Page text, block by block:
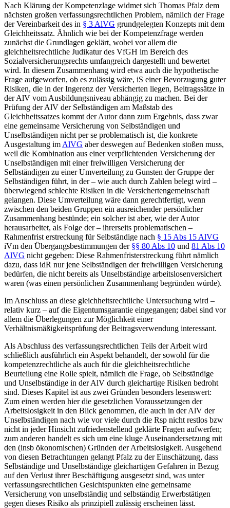
Nach Klärung der Kompetenzlage widmet sich Thomas Pfalz dem
nächsten großen verfassungsrechtlichen Problem, nämlich der Frage
der Vereinbarkeit des in § 3 AlVG grundgelegten Konzepts mit dem
Gleichheitssatz. Ähnlich wie bei der Kompetenzfrage werden
zunächst die Grundlagen geklärt, wobei vor allem die
gleichheitsrechtliche Judikatur des VfGH im Bereich des
Sozialversicherungsrechts umfangreich dargestellt und bewertet
wird. In diesem Zusammenhang wird etwa auch die hypothetische
Frage aufgeworfen, ob es zulässig wäre, iS einer Bevorzugung guter
Risiken, die in der Ingerenz der Versicherten liegen, Beitragssätze in
der AlV vom Ausbildungsniveau abhängig zu machen. Bei der
Prüfung der AlV der Selbständigen am Maßstab des
Gleichheitssatzes kommt der Autor dann zum Ergebnis, dass zwar
eine gemeinsame Versicherung von Selbständigen und
Unselbständigen nicht per se problematisch ist, die konkrete
Ausgestaltung im AlVG aber deswegen auf Bedenken stoßen muss,
weil die Kombination aus einer verpflichtenden Versicherung der
Unselbständigen mit einer freiwilligen Versicherung der
Selbständigen zu einer Umverteilung zu Gunsten der Gruppe der
Selbständigen führt, in der – wie auch durch Zahlen belegt wird –
überwiegend schlechte Risiken in die Versichertengemeinschaft
gelangen. Diese Umverteilung wäre dann gerechtfertigt, wenn
zwischen den beiden Gruppen ein ausreichender persönlicher
Zusammenhang bestünde; ein solcher ist aber, wie der Autor
herausarbeitet, als Folge der – ihrerseits problematischen –
Rahmenfrist erstreckung für Selbständige nach § 15 Abs 15 AlVG
iVm den Übergangsbestimmungen der §§ 80 Abs 10 und 81 Abs 10
AlVG nicht gegeben: Diese Rahmenfristerstreckung führt nämlich
dazu, dass idR nur jene Selbständigen der freiwilligen Versicherung
bedürfen, die nicht bereits als Unselbständige arbeitslosenversichert
waren (was einen persönlichen Zusammenhang begründen würde).
Im Anschluss an diese gleichheitsrechtliche Untersuchung wird –
relativ kurz – auf die Eigentumsgarantie eingegangen; dabei sind vor
allem die Überlegungen zur Möglichkeit einer
Verhältnismäßigkeitsprüfung der Beitragsverwendung interessant.
Als Abschluss des verfassungsrechtlichen Teils der Arbeit wird
schließlich ausführlich ein Aspekt behandelt, der sowohl für die
kompetenzrechtliche als auch für die gleichheitsrechtliche
Beurteilung eine Rolle spielt, nämlich die Frage, ob Selbständige
und Unselbständige in der AlV durch gleichartige Risiken bedroht
sind. Dieses Kapitel ist aus zwei Gründen besonders lesenswert:
Zum einen werden hier die gesetzlichen Voraussetzungen der
Arbeitslosigkeit in den Blick genommen, die auch in der AlV der
Unselbständigen nach wie vor viele durch die Rsp nicht restlos bzw
nicht in jeder Hinsicht zufriedenstellend geklärte Fragen aufwerfen;
zum anderen handelt es sich um eine kluge Auseinandersetzung mit
den (insb ökonomischen) Gründen der Arbeitslosigkeit. Ausgehend
von diesen Betrachtungen gelangt Pfalz zu der Einschätzung, dass
Selbständige und Unselbständige gleichartigen Gefahren in Bezug
auf den Verlust ihrer Beschäftigung ausgesetzt sind, was unter
verfassungsrechtlichen Gesichtspunkten eine gemeinsame
Versicherung von unselbständig und selbständig Erwerbstätigen
gegen dieses Risiko als prinzipiell zulässig erscheinen lässt.